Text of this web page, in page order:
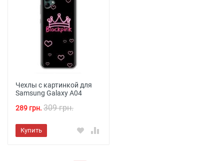
Чехлы с картинкой для
Samsung Galaxy A04
289 грн. 309 грн.
Купить